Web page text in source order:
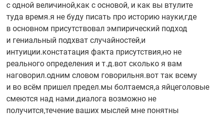
с одной величиной,как с основой, и как вы втулите
туда время.я не буду писать про историю науки,где
в основном присутствовал эмпирический подход
и гениальный подхват случайностей,и
интуиции.констатация факта присутствия,но не
реального определения и т.д.вот сколько я вам
наговорил.одним словом говорильня.вот так всему
и во всём пришел предел.мы болтаемся,а яйцеголовые
смеются над нами.диалога возможно не
получится,течение ваших мыслей мне понятны